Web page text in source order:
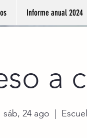
Informe anual 2024
a
sáb, 24 ago